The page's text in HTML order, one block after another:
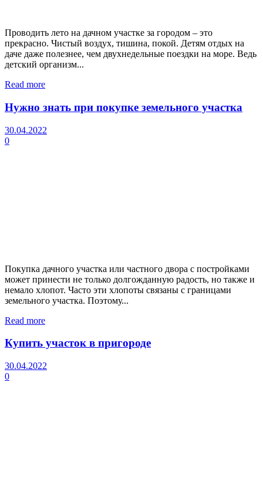
Проводить лето на дачном участке за городом – это
прекрасно. Чистый воздух, тишина, покой. Детям отдых на
даче даже полезнее, чем двухнедельные поездки на море. Ведь
детский организм...
Read more
Нужно знать при покупке земельного участка
30.04.2022
0
Покупка дачного участка или частного двора с постройками
может принести не только долгожданную радость, но также и
немало хлопот. Часто эти хлопоты связаны с границами
земельного участка. Поэтому...
Read more
Купить участок в пригороде
30.04.2022
0